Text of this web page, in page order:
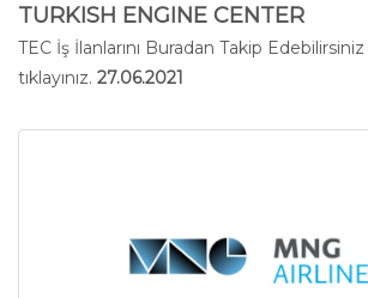
TURKISH ENGINE CENTER
TEC İş İlanlarını Buradan Takip Edebilirsiniz
tıklayınız. 27.06.2021